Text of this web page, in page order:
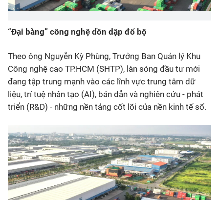
“Đại bàng” công nghệ dồn dập đổ bộ
Theo ông Nguyễn Kỳ Phùng, Trưởng Ban Quản lý Khu
Công nghệ cao TP.HCM (SHTP), làn sóng đầu tư mới
đang tập trung mạnh vào các lĩnh vực trung tâm dữ
liệu, trí tuệ nhân tạo (AI), bán dẫn và nghiên cứu - phát
triển (R&D) - những nền tảng cốt lõi của nền kinh tế số.